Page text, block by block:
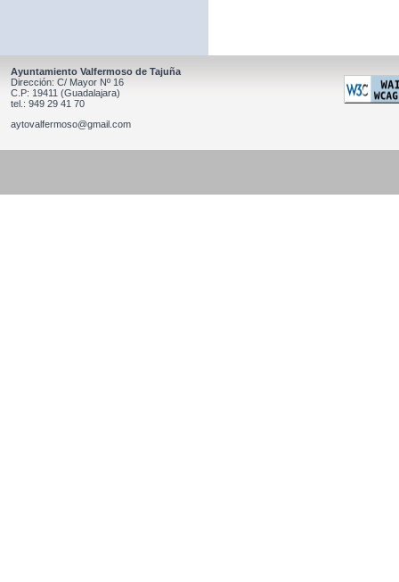
Ayuntamiento Valfermoso de Tajuña
Dirección: C/ Mayor Nº 16
C.P: 19411 (Guadalajara)
tel.: 949 29 41 70
aytovalfermoso@gmail.com